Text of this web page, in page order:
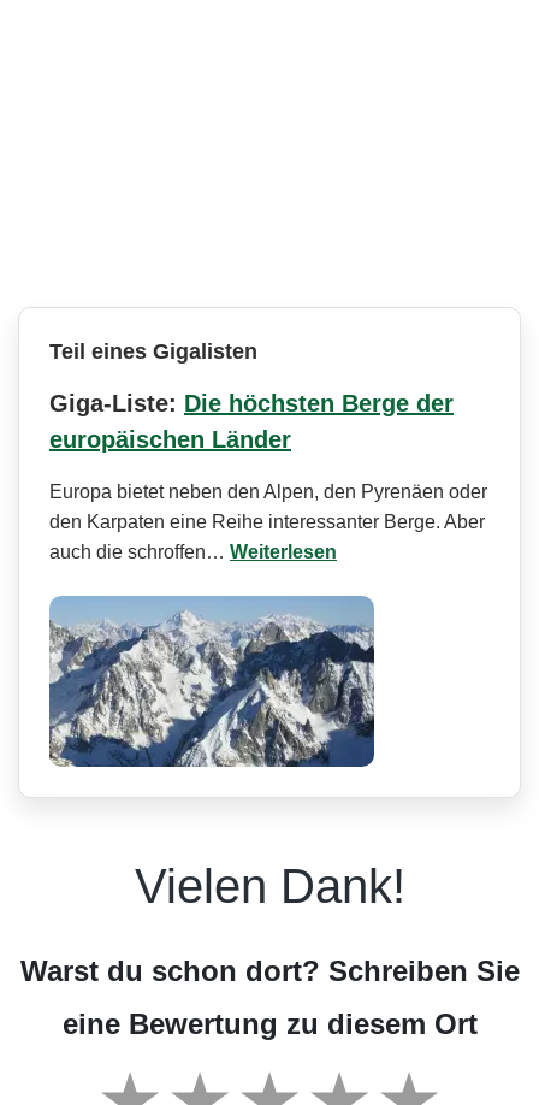
Teil eines Gigalisten
Giga-Liste: Die höchsten Berge der
europäischen Länder
Europa bietet neben den Alpen, den Pyrenäen oder
den Karpaten eine Reihe interessanter Berge. Aber
auch die schroffen… Weiterlesen
Vielen Dank!
Warst du schon dort? Schreiben Sie
eine Bewertung zu diesem Ort